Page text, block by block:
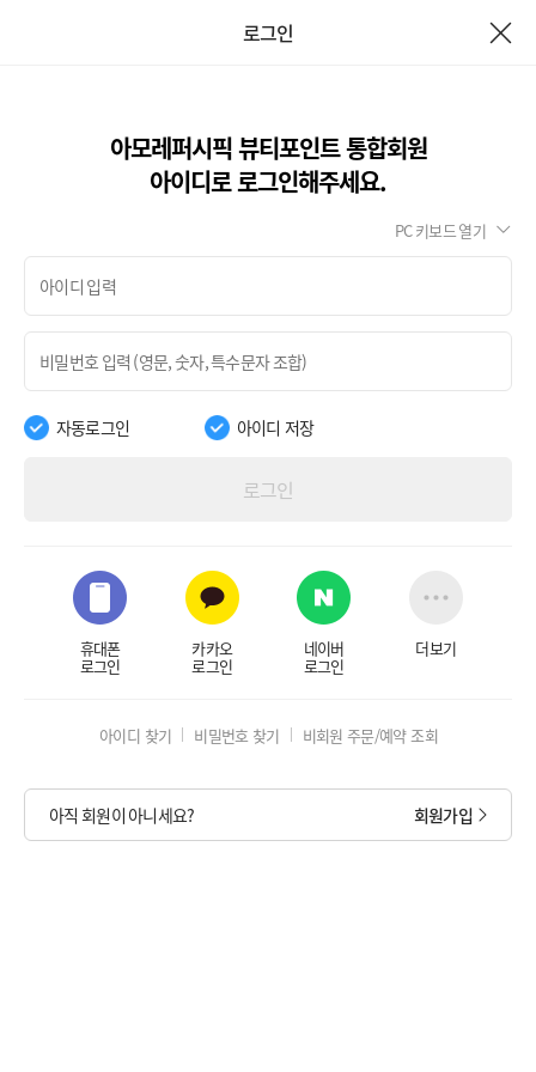
로그인
아모레퍼시픽 뷰티포인트 통합회원
아이디로 로그인해주세요.
PC 키보드 열기
자동로그인 아이디 저장
로그인
휴대폰
로그인
카카오
로그인
네이버
로그인
더보기
아이디 찾기 비밀번호 찾기 비회원 주문/예약 조회
아직 회원이 아니세요? 회원가입